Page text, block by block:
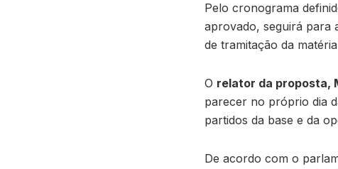
Pelo cronograma
aprovado, seguirá para
de tramitação da
O relator da proposta,
parecer no próprio dia
partidos da base e da
De acordo com o